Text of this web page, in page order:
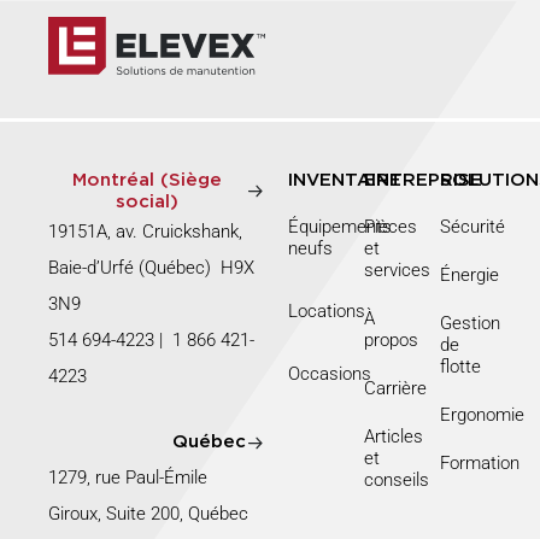
Montréal (Siège
social)
19151A, av. Cruickshank,
Baie-d’Urfé (Québec) H9X
3N9
514 694-4223 | 1 866 421-
4223
Québec
1279, rue Paul-Émile
Giroux, Suite 200, Québec
INVENTAIRE
Équipements
neufs
Locations
Occasions
ENTREPRISE
Pièces
et
services
À
propos
Carrière
Articles
et
conseils
Sécurité
Énergie
Gestion
de
flotte
Ergonomie
Formation